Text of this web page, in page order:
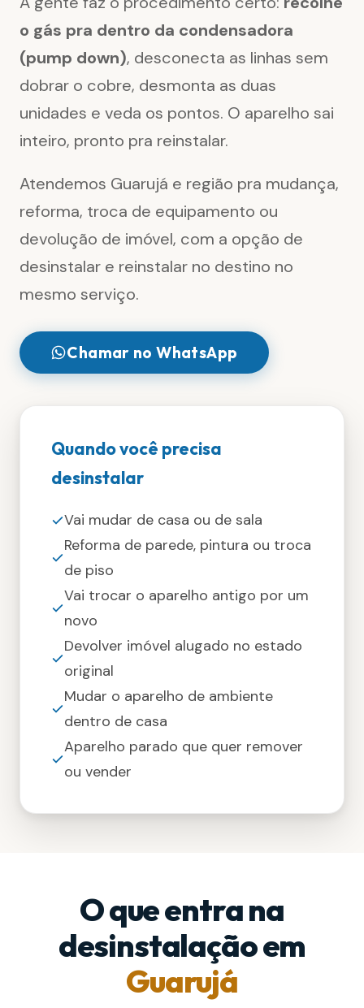
o gás pra dentro da condensadora
(pump down), desconecta as linhas sem
dobrar o cobre, desmonta as duas
unidades e veda os pontos. O aparelho sai
inteiro, pronto pra reinstalar.
Atendemos Guarujá e região pra mudança,
reforma, troca de equipamento ou
devolução de imóvel, com a opção de
desinstalar e reinstalar no destino no
mesmo serviço.
Chamar no WhatsApp
Quando você precisa
desinstalar
Vai mudar de casa ou de sala
Reforma de parede, pintura ou troca
de piso
Vai trocar o aparelho antigo por um
novo
Devolver imóvel alugado no estado
original
Mudar o aparelho de ambiente
dentro de casa
Aparelho parado que quer remover
ou vender
O que entra na
desinstalação em
Guarujá